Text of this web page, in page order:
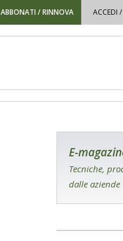
ABBONATI / RINNOVA ACCEDI /
E-
Tecniche,
dalle aziende